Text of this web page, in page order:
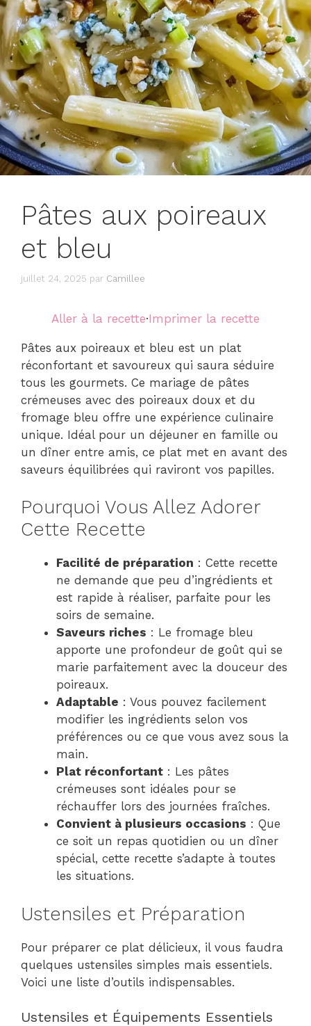
Pâtes aux poireaux
et bleu
juillet 24, 2025 par Camillee
Aller à la recette·Imprimer la recette
Pâtes aux poireaux et bleu est un plat
réconfortant et savoureux qui saura séduire
tous les gourmets. Ce mariage de pâtes
crémeuses avec des poireaux doux et du
fromage bleu offre une expérience culinaire
unique. Idéal pour un déjeuner en famille ou
un dîner entre amis, ce plat met en avant des
saveurs équilibrées qui raviront vos papilles.
Pourquoi Vous Allez Adorer
Cette Recette
Facilité de préparation : Cette recette
ne demande que peu d’ingrédients et
est rapide à réaliser, parfaite pour les
soirs de semaine.
Saveurs riches : Le fromage bleu
apporte une profondeur de goût qui se
marie parfaitement avec la douceur des
poireaux.
Adaptable : Vous pouvez facilement
modifier les ingrédients selon vos
préférences ou ce que vous avez sous la
main.
Plat réconfortant : Les pâtes
crémeuses sont idéales pour se
réchauffer lors des journées fraîches.
Convient à plusieurs occasions : Que
ce soit un repas quotidien ou un dîner
spécial, cette recette s’adapte à toutes
les situations.
Ustensiles et Préparation
Pour préparer ce plat délicieux, il vous faudra
quelques ustensiles simples mais essentiels.
Voici une liste d’outils indispensables.
Ustensiles et Équipements Essentiels